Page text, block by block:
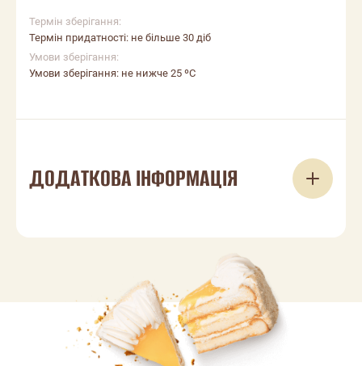
Термін зберігання:
Термін придатності: не більше 30 діб
Умови зберігання:
Умови зберігання: не нижче 25 ºС
ДОДАТКОВА ІНФОРМАЦІЯ